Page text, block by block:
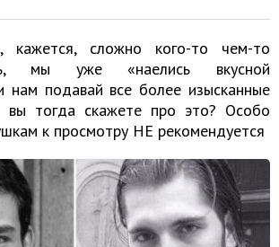
сложно кого-то чем-то
мы уже «наелись вкусной
нам подавай все более изысканные
тогда скажете про это? Особо
к просмотру НЕ рекомендуется